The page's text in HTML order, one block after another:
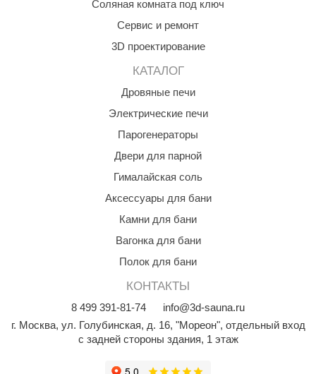
Соляная комната под ключ
Сервис и ремонт
3D проектирование
КАТАЛОГ
Дровяные печи
Электрические печи
Парогенераторы
Двери для парной
Гималайская соль
Аксессуары для бани
Камни для бани
Вагонка для бани
Полок для бани
КОНТАКТЫ
8 499 391-81-74
info@3d-sauna.ru
г. Москва, ул. Голубинская, д. 16, "Мореон", отдельный вход
с задней стороны здания, 1 этаж